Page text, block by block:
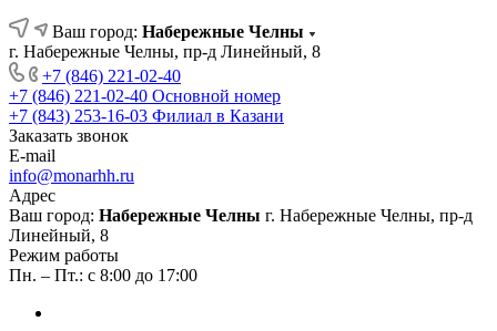
Ваш город: Набережные Челны
г. Набережные Челны, пр-д Линейный, 8
+7 (846) 221-02-40
+7 (846) 221-02-40 Основной номер
+7 (843) 253-16-03 Филиал в Казани
Заказать звонок
E-mail
info@monarhh.ru
Адрес
Ваш город: Набережные Челны г. Набережные Челны, пр-д
Линейный, 8
Режим работы
Пн. – Пт.: с 8:00 до 17:00